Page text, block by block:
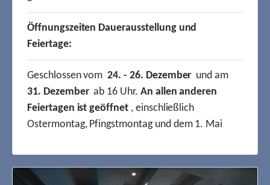
Öffnungszeiten Dauerausstellung und
Feiertage:
Geschlossen vom24. - 26. Dezember und am
31. Dezemberab 16 Uhr. An allen anderen
Feiertagen ist geöffnet, einschließlich
Ostermontag, Pfingstmontag und dem 1. Mai